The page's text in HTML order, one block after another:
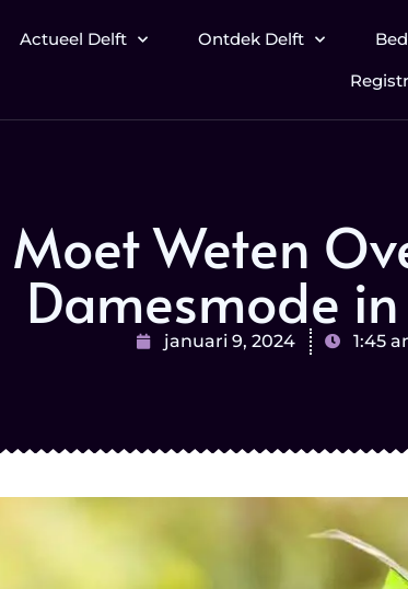
Actueel Delft Ontdek Delft
Weten
Damesmode
januari 9, 2024 1:45